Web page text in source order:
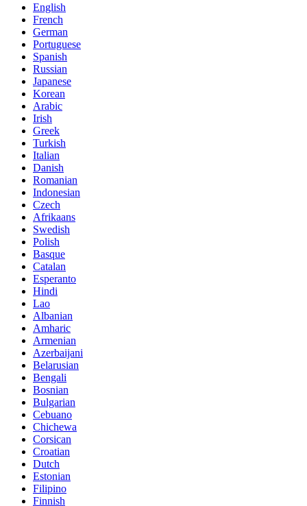
English
French
German
Portuguese
Spanish
Russian
Japanese
Korean
Arabic
Irish
Greek
Turkish
Italian
Danish
Romanian
Indonesian
Czech
Afrikaans
Swedish
Polish
Basque
Catalan
Esperanto
Hindi
Lao
Albanian
Amharic
Armenian
Azerbaijani
Belarusian
Bengali
Bosnian
Bulgarian
Cebuano
Chichewa
Corsican
Croatian
Dutch
Estonian
Filipino
Finnish